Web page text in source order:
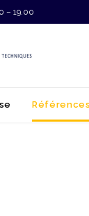
– 19.00
Références